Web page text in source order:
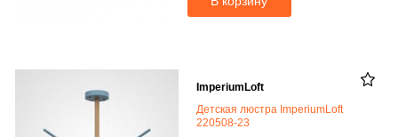
ImperiumLoft
Детская люстра ImperiumLoft
220508-23